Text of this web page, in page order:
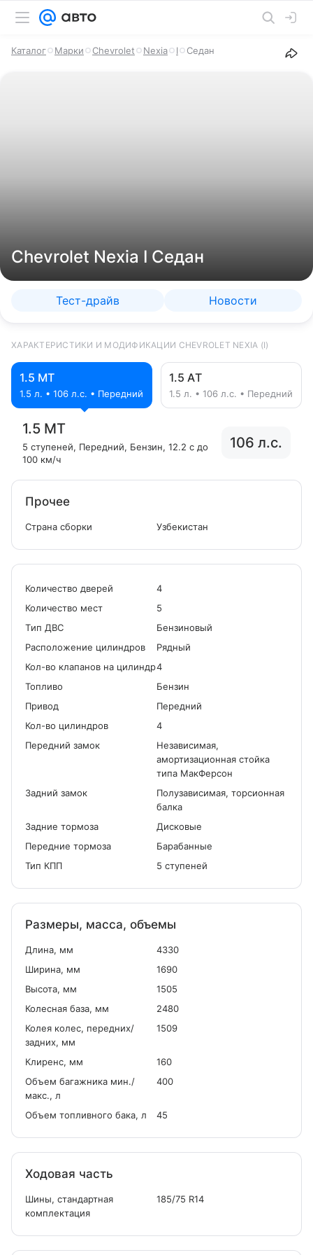
Каталог Марки Chevrolet Nexia I Седан
Chevrolet Nexia I Седан
Тест-драйв Новости
ХАРАКТЕРИСТИКИ И МОДИФИКАЦИИ CHEVROLET NEXIA (I)
1.5 MT
1.5 л. • 106 л.с. • Передний
1.5 АT
1.5 л. • 106 л.с. • Передний
1.5 MT
5 ступеней, Передний, Бензин, 12.2 с до
100 км/ч
106 л.с.
Прочее
Страна сборки Узбекистан
Количество дверей
4
Количество мест
5
Tип ДВС
Бензиновый
Расположение цилиндров
Рядный
Кол-во клапанов на цилиндр4
Топливо
Бензин
Привод
Передний
Кол-во цилиндров
4
Передний замок
Независимая,
амортизационная стойка
типа МакФерсон
Задний замок
Полузависимая, торсионная
балка
Задние тормоза
Дисковые
Передние тормоза
Барабанные
Тип КПП
5 ступеней
Размеры, масса, объемы
Длина, мм
4330
Ширина, мм
1690
Высота, мм
1505
Колесная база, мм
2480
Колея колес, передних/
задних, мм
1509
Клиренс, мм
160
Объем багажника мин./
макс., л
400
Объем топливного бака, л 45
Ходовая часть
Шины, стандартная
комплектация
185/75 R14